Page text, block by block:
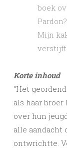
boek
Pardon?
Mijn
verstijft.
Korte inhoud
“Het
als haar
over hun
alle aandacht
ontwrichtte.